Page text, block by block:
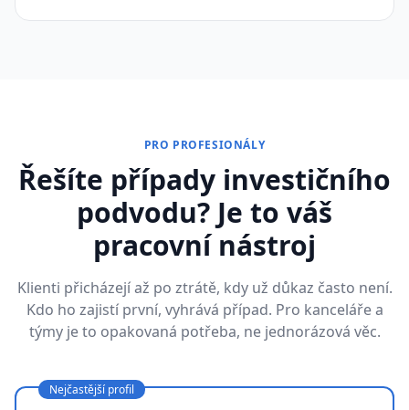
PRO PROFESIONÁLY
Řešíte případy investičního
podvodu? Je to váš
pracovní nástroj
Klienti přicházejí až po ztrátě, kdy už důkaz často není.
Kdo ho zajistí první, vyhrává případ. Pro kanceláře a
týmy je to opakovaná potřeba, ne jednorázová věc.
Nejčastější profil